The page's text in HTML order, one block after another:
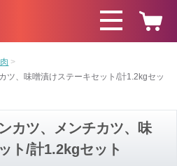
ツ、味噌漬けステーキセット/計1.2kgセッ
カツ、メンチカツ、味
ト/計1.2kgセット